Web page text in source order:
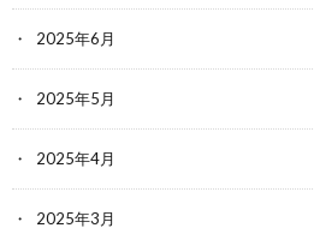
2025年6月
2025年5月
2025年4月
2025年3月